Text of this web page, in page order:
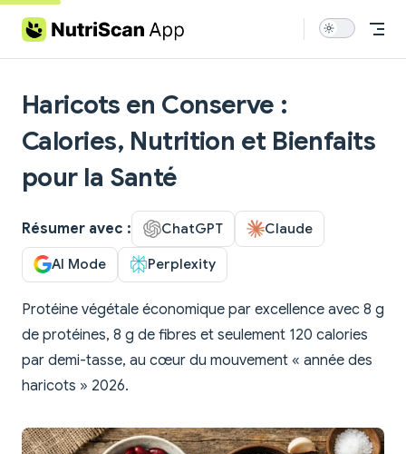
Skip to content
Haricots en Conserve :
Calories, Nutrition et Bienfaits
pour la Santé
Résumer avec : ChatGPT Claude
AI Mode Perplexity
Protéine végétale économique par excellence avec 8 g
de protéines, 8 g de fibres et seulement 120 calories
par demi-tasse, au cœur du mouvement « année des
haricots » 2026.